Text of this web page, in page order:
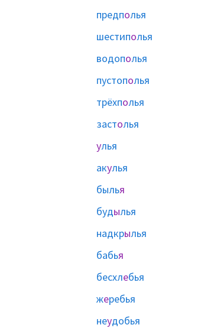
предполья
шестиполья
водополья
пустополья
трёхполья
застолья
улья
акулья
былья
будылья
надкрылья
бабья
бесхлебья
жеребья
неудобья